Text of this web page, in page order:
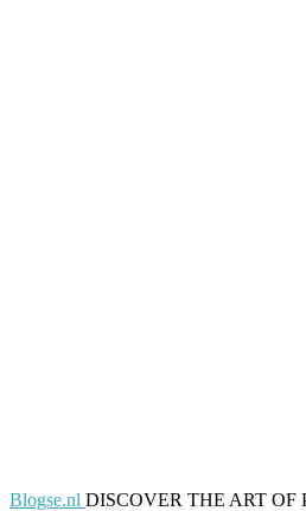
Blogse.nl DISCOVER THE ART OF